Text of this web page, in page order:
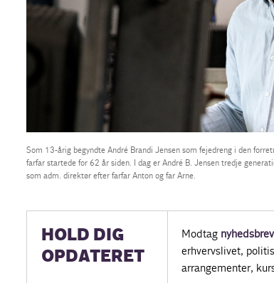
Som 13-årig begyndte André Brandi Jensen som fejedreng i den
farfar startede for 62 år siden. I dag er André B. Jensen tredje
som adm. direktør efter farfar Anton og far Arne.
HOLD DIG
OPDATERET
Modtag
erhvervslivet,
arrangementer,